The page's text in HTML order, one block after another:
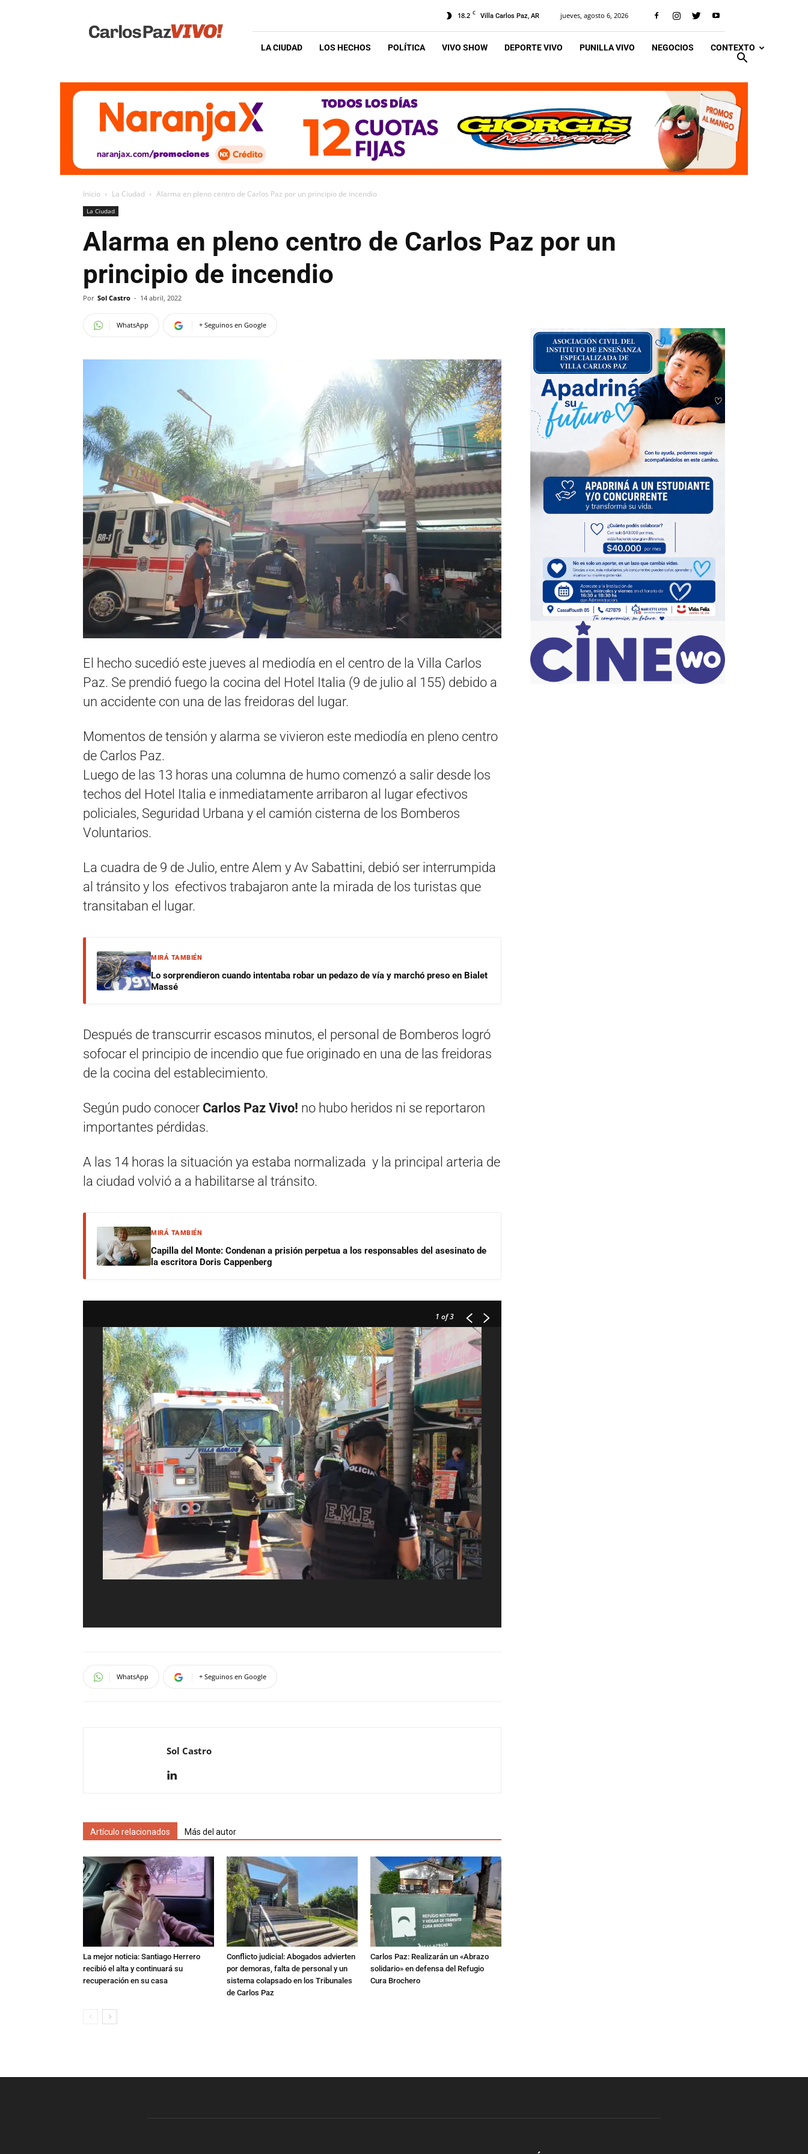
Vivo
18.2 C Villa Carlos Paz, AR jueves, agosto 6, 2026
LA CIUDAD LOS HECHOS POLÍTICA VIVO SHOW DEPORTE VIVO PUNILLA VIVO NEGOCIOS CONTEXTO
Inicio La Ciudad Alarma en pleno centro de Carlos Paz por un principio de incendio
La Ciudad
Alarma en pleno centro de Carlos Paz por un
principio de incendio
Por Sol Castro - 14 abril, 2022
WhatsApp + Seguinos en Google
El hecho sucedió este jueves al mediodía en el centro de la Villa Carlos
Paz. Se prendió fuego la cocina del Hotel Italia (9 de julio al 155) debido a
un accidente con una de las freidoras del lugar.
Momentos de tensión y alarma se vivieron este mediodía en pleno centro
de Carlos Paz.
Luego de las 13 horas una columna de humo comenzó a salir desde los
techos del Hotel Italia e inmediatamente arribaron al lugar efectivos
policiales, Seguridad Urbana y el camión cisterna de los Bomberos
Voluntarios.
La cuadra de 9 de Julio, entre Alem y Av Sabattini, debió ser interrumpida
al tránsito y los efectivos trabajaron ante la mirada de los turistas que
transitaban el lugar.
MIRÁ TAMBIÉN
Lo sorprendieron cuando intentaba robar un pedazo de vía y marchó preso en Bialet
Massé
Después de transcurrir escasos minutos, el personal de Bomberos logró
sofocar el principio de incendio que fue originado en una de las freidoras
de la cocina del establecimiento.
Según pudo conocer Carlos Paz Vivo! no hubo heridos ni se reportaron
importantes pérdidas.
A las 14 horas la situación ya estaba normalizada y la principal arteria de
la ciudad volvió a a habilitarse al tránsito.
MIRÁ TAMBIÉN
Capilla del Monte: Condenan a prisión perpetua a los responsables del asesinato de
la escritora Doris Cappenberg
1 of 3
WhatsApp + Seguinos en Google
Sol Castro
Artículo relacionados Más del autor
La mejor noticia: Santiago Herrero
recibió el alta y continuará su
recuperación en su casa
Conflicto judicial: Abogados advierten
por demoras, falta de personal y un
sistema colapsado en los Tribunales
de Carlos Paz
Carlos Paz: Realizarán un «Abrazo
solidario» en defensa del Refugio
Cura Brochero